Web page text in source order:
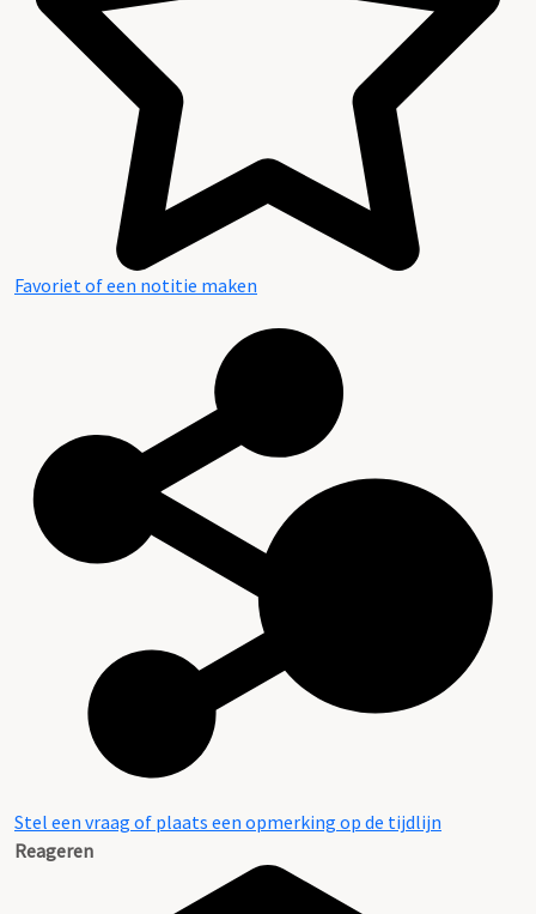
Favoriet of een notitie maken
Stel een vraag of plaats een opmerking op de tijdlijn
Reageren